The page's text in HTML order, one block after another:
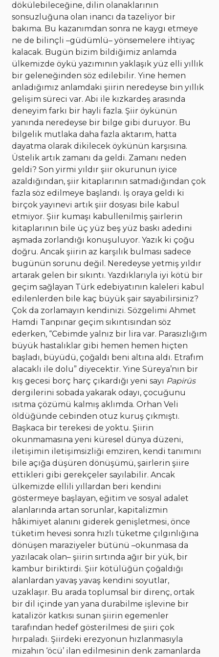
dökülebileceğine, dilin olanaklarının
sonsuzluğuna olan inancı da tazeliyor bir
bakıma. Bu kazanımdan sonra ne kaygı etmeye
ne de bilinçli –güdümlü– yönsemelere ihtiyaç
kalacak. Bugün bizim bildiğimiz anlamda
ülkemizde öykü yazımının yaklaşık yüz elli yıllık
bir geleneğinden söz edilebilir. Yine hemen
anladığımız anlamdaki şiirin neredeyse bin yıllık
gelişim süreci var. Abi ile kızkardeş arasında
deneyim farkı bir hayli fazla. Şiir öykünün
yanında neredeyse bir bilge gibi duruyor. Bu
bilgelik mutlaka daha fazla aktarım, hatta
dayatma olarak dikilecek öykünün karşısına.
Üstelik artık zamanı da geldi. Zamanı neden
geldi? Son yirmi yıldır şiir okurunun iyice
azaldığından, şiir kitaplarının satmadığından çok
fazla söz edilmeye başlandı. İş oraya geldi ki
birçok yayınevi artık şiir dosyası bile kabul
etmiyor. Şiir kumaşı kabullenilmiş şairlerin
kitaplarının bile üç yüz beş yüz baskı adedini
aşmada zorlandığı konuşuluyor. Yazık ki çoğu
doğru. Ancak şiirin az karşılık bulması sadece
bugünün sorunu değil. Neredeyse yetmiş yıldır
artarak gelen bir sıkıntı. Yazdıklarıyla iyi kötü bir
geçim sağlayan Türk edebiyatının kaleleri kabul
edilenlerden bile kaç büyük şair sayabilirsiniz?
Çok da zorlamayın kendinizi. Sözgelimi Ahmet
Hamdi Tanpınar geçim sıkıntısından söz
ederken, “Cebimde yalnız bir lira var. Parasızlığım
büyük hastalıklar gibi hemen hemen hiçten
başladı, büyüdü, çoğaldı beni altına aldı. Etrafım
alacaklı ile dolu” diyecektir. Yine Süreya’nın bir
kış gecesi borç harç çıkardığı yeni sayı Papirüs
dergilerini sobada yakarak odayı, çocuğunu
ısıtma çözümü kalmış aklımda. Orhan Veli
öldüğünde cebinden otuz kuruş çıkmıştı.
Başkaca bir terekesi de yoktu. Şiirin
okunmamasına yeni küresel dünya düzeni,
iletişimin iletişimsizliği emziren, kendi tanımını
bile açığa düşüren dönüşümü, şairlerin şiire
ettikleri gibi gerekçeler sayılabilir. Ancak
ülkemizde ellili yıllardan beri kendini
göstermeye başlayan, eğitim ve sosyal adalet
alanlarında artan sorunlar, kapitalizmin
hâkimiyet alanını giderek genişletmesi, önce
tüketim hevesi sonra hızlı tüketme çılgınlığına
dönüşen maraziyeler bütünü –okunmasa da
yazılacak olan– şiirin sırtında ağır bir yük, bir
kambur biriktirdi. Şiir kötülüğün çoğaldığı
alanlardan yavaş yavaş kendini soyutlar,
uzaklaşır. Bu arada toplumsal bir direnç, ortak
bir dil içinde yan yana durabilme işlevine bir
katalizör katkısı sunan şiirin egemenler
tarafından hedef gösterilmesi de şiiri çok
hırpaladı. Şiirdeki erezyonun hızlanmasıyla
mizahın ‘öcü’ ilan edilmesinin denk zamanlarda